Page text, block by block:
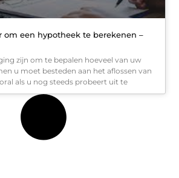
om een ​​hypotheek te berekenen –
zijn om te bepalen hoeveel van uw
u moet besteden aan het aflossen van
als u nog steeds probeert uit te